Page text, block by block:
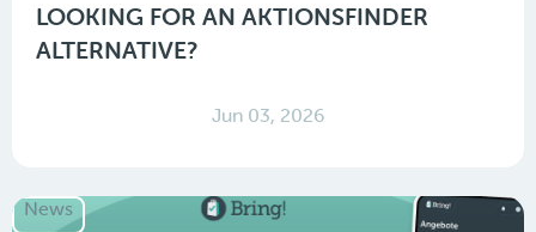
LOOKING FOR AN AKTIONSFINDER
ALTERNATIVE?
Jun 03, 2026
News